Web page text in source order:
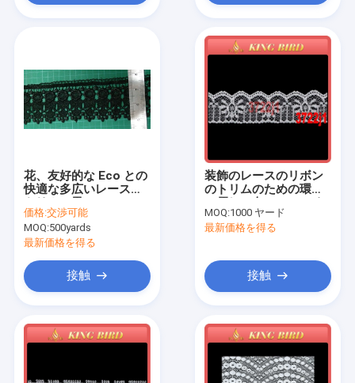
ラインストーンの熱伝達
編まれた伸縮性があるウェビング
造花のコサージュ
ハンドメイドのネックレス
綿のナイロン レースの生地
ゲルのシート・クッション
花、友好的な Eco との
快適な多広いレースの
価格:交渉可能
MOQ:500yards
最新価格を得る
接触
装飾のレースのリボン
のトリムのための環境
イロン レース
MOQ:1000 ヤード
最新価格を得る
接触